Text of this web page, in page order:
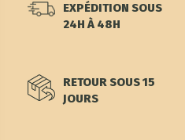
EXPÉDITION SOUS
24H À 48H
RETOUR SOUS 15
JOURS